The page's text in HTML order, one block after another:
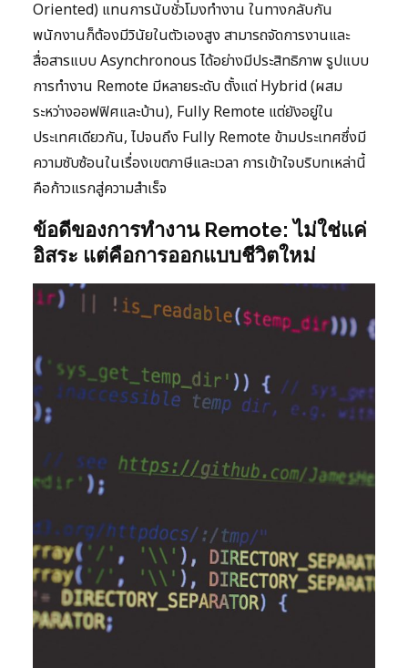
Oriented) แทนการนับชั่วโมงทำงาน ในทางกลับกัน
พนักงานก็ต้องมีวินัยในตัวเองสูง สามารถจัดการงานและ
สื่อสารแบบ Asynchronous ได้อย่างมีประสิทธิภาพ รูปแบบ
การทำงาน Remote มีหลายระดับ ตั้งแต่ Hybrid (ผสม
ระหว่างออฟฟิศและบ้าน), Fully Remote แต่ยังอยู่ใน
ประเทศเดียวกัน, ไปจนถึง Fully Remote ข้ามประเทศซึ่งมี
ความซับซ้อนในเรื่องเขตภาษีและเวลา การเข้าใจบริบทเหล่านี้
คือก้าวแรกสู่ความสำเร็จ
ข้อดีของการทำงาน Remote: ไม่ใช่แค่
อิสระ แต่คือการออกแบบชีวิตใหม่